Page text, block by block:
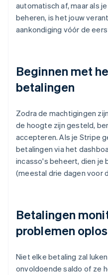
automatisch af, maar als
beheren, is het jouw
aankondiging vóór de
Beginnen met
betalingen
Zodra de machtigingen
de hoogte zijn gesteld,
accepteren. Als je Stripe
betalingen via het
incasso's beheert, dien je
(meestal drie dagen voor
Betalingen
problemen
Niet elke betaling zal
onvoldoende saldo of ze